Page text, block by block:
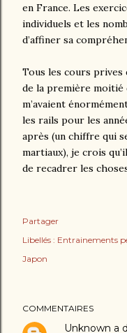
en France. Les
individuels et les
d’affiner sa
Tous les cours prives
de la première moitié
m’avaient
les rails pour les
après (un chiffre qui
martiaux), je crois
de recadrer les
Partager
Libellés : Entrainements
Japon
COMMENTAIRES
Unknown a